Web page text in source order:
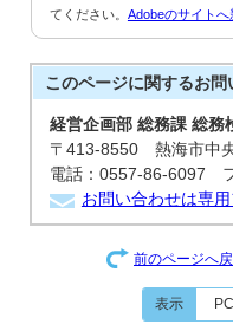
てください。 Adobeのサイトへ
このページに関するお問
経営企画部 総務課 総務
〒413-8550 熱海市中
電話：0557-86-6097
お問い合わせは専
前のページへ
表示 PC